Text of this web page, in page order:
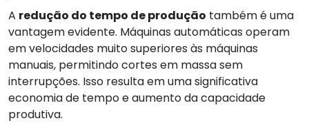
A redução do tempo de produção também é uma
vantagem evidente. Máquinas automáticas operam
em velocidades muito superiores às máquinas
manuais, permitindo cortes em massa sem
interrupções. Isso resulta em uma significativa
economia de tempo e aumento da capacidade
produtiva.